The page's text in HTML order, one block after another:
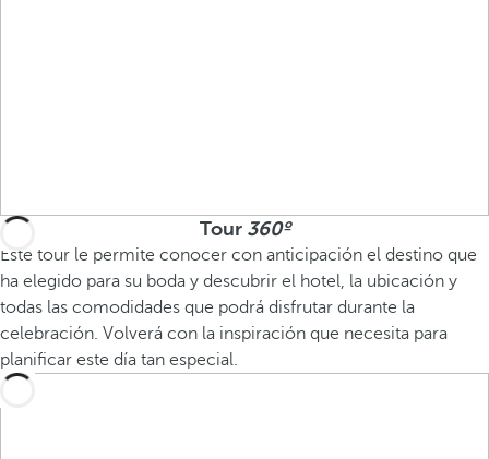
Tour360º
Este tour le permite conocer con anticipación el destino que
ha elegido para su boda y descubrir el hotel, la ubicación y
todas las comodidades que podrá disfrutar durante la
celebración. Volverá con la inspiración que necesita para
planificar este día tan especial.